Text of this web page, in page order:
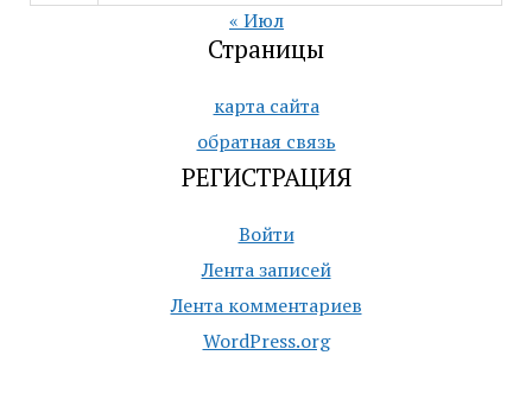
« Июл
Страницы
карта сайта
обратная связь
РЕГИСТРАЦИЯ
Войти
Лента записей
Лента комментариев
WordPress.org